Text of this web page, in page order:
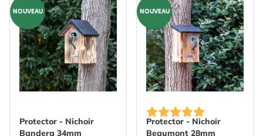
NOUVEAU
Protector - Nichoir
Bandera 34mm
NOUVEAU
Protector - Nichoir
Beaumont 28mm